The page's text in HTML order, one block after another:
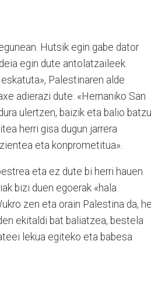
Hutsik egin gabe dator
egin dute antolatzaileek.
Palestinaren alde
adierazi dute: «Hernaniko San
ulertzen, baizik eta balio
herri gisa dugun jarrera
eta konprometitua».
eta ez dute bi herri hauen
bizi duen egoerak «hala
zen eta orain Palestina da,
ekitaldi bat baliatzea, bestela
lekua egiteko eta babesa